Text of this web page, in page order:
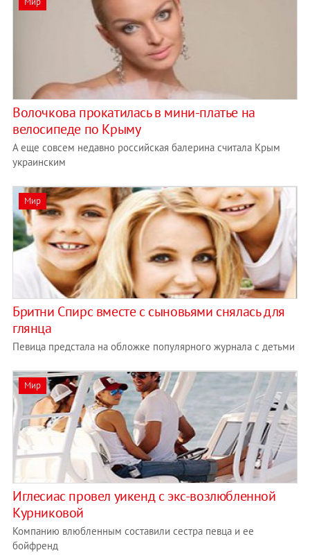
Волочкова прокатилась в мини-платье на
велосипеде по Крыму
А еще совсем недавно российская балерина считала Крым
украинским
Мир
Бритни Спирс вместе с сыновьями снялась для
глянца
Певица предстала на обложке популярного журнала с детьми
Мир
Иглесиас провел уикенд с экс-возлюбленной
Курниковой
Компанию влюбленным составили сестра певца и ее
бойфренд